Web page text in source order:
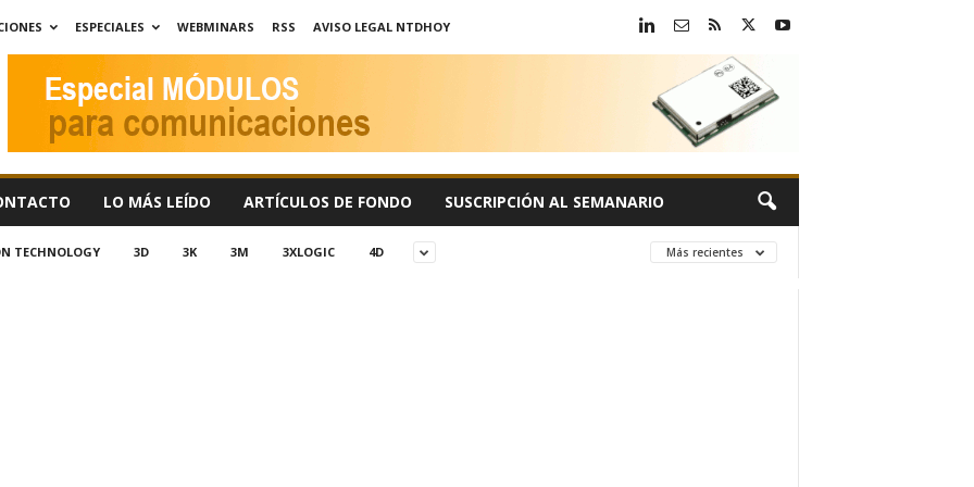
ESPECIALES WEBMINARS RSS
AVISO LEGAL NTDHOY
LO MÁS LEÍDO ARTÍCULOS DE FONDO SUSCRIPCIÓN AL SEMANARIO
TECHNOLOGY 3D 3K 3M 3XLOGIC 4D Más recientes